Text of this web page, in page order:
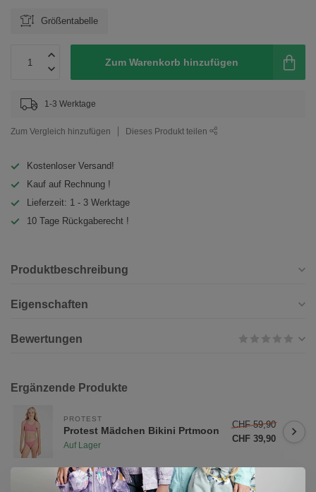
Größentabelle
Zum Warenkorb hinzufügen
1-3 Werktage
Zum Vergleich hinzufügen Dieses Produkt teilen
Kostenloser Versand!
Kauf auf Rechnung !
Lieferzeit: 1 - 3 Werktage
10 Tage Rückgaberecht !
Produktbeschreibung
Eigenschaften
Bewertungen
Ergänzende Produkte
PROTEST
Protest Mädchen Bikini Prtmoon
Auf Lager
CHF 59,90
CHF 39,90
CHF